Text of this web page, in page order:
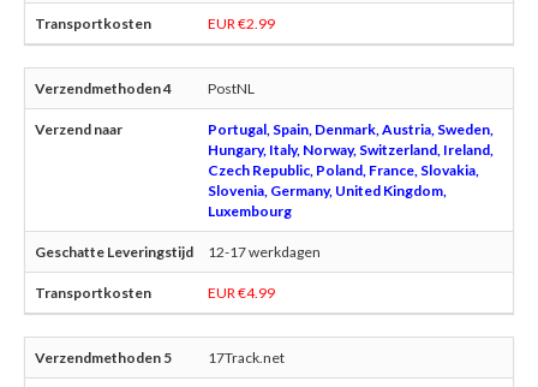
EUR €2.99
PostNL
Portugal, Spain, Denmark, Austria, Sweden,
Hungary, Italy, Norway, Switzerland, Ireland,
Czech Republic, Poland, France, Slovakia,
Slovenia, Germany, United Kingdom,
Luxembourg
12-17 werkdagen
EUR €4.99
17Track.net